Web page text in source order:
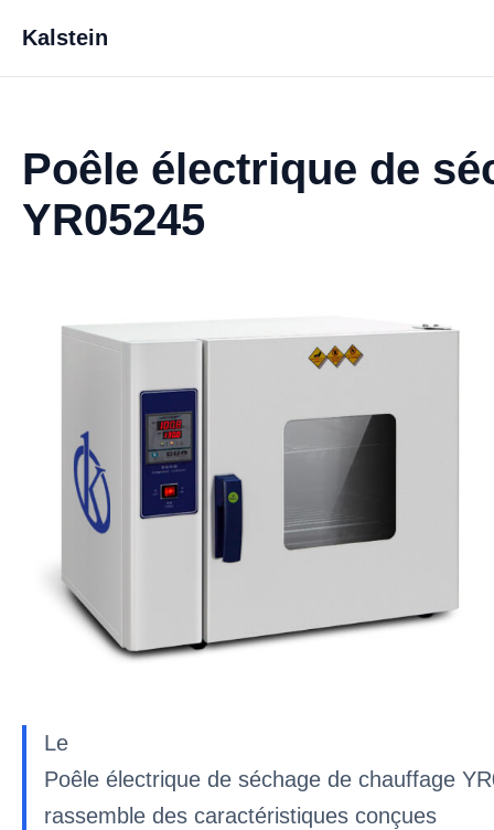
Kalstein
Poêle électrique de
YR05245
Le
Poêle électrique de séchage de chauffage
rassemble des caractéristiques conçues